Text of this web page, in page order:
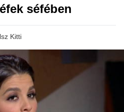
séfében
Kitti